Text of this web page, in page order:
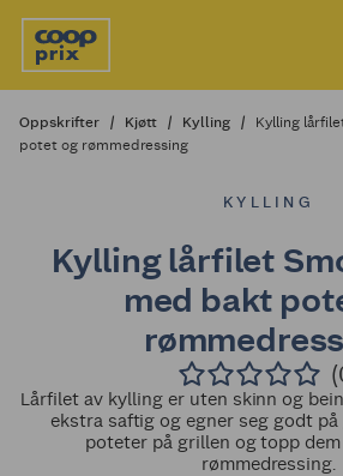
Oppskrifter Kjøtt Kylling
Kylling
potet og rømmedressing
KYLLING
Kylling lårfilet
med bakt
Lårfilet av kylling er uten skinn og
ekstra saftig og egner seg godt på
poteter på grillen og topp
rømmedressing.